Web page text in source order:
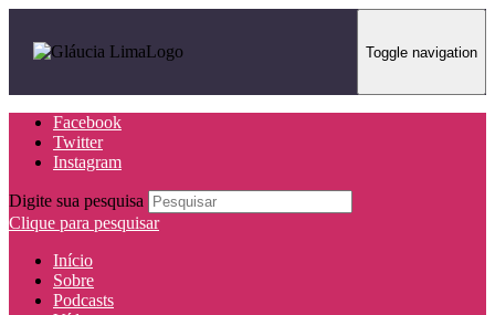
Toggle navigation
Facebook
Twitter
Instagram
Digite sua pesquisa
Clique para pesquisar
Início
Sobre
Podcasts